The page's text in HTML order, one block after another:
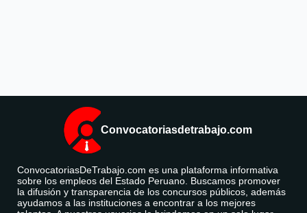
Convocatoriasdetrabajo.com
ConvocatoriasDeTrabajo.com es una plataforma informativa
sobre los empleos del Estado Peruano. Buscamos promover
la difusión y transparencia de los concursos públicos, además
ayudamos a las instituciones a encontrar a los mejores